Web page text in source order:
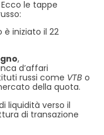
le tappe
è iniziato il 22
,
d’affari
russi come VTB o
della quota.
liquidità verso il
di transazione